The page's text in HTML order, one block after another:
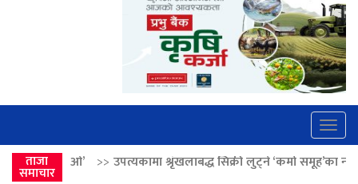
ताजा
समाचार
श्रृंखलाबद्ध सिक्री लुट्ने ‘कर्मा समूह’का नाइकेसहित पाँच पक्राउ >>